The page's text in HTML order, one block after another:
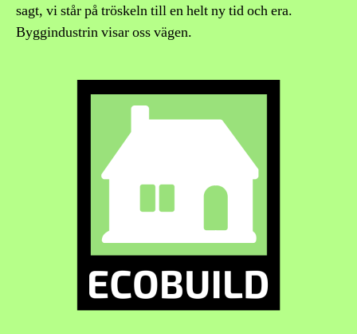
sagt, vi står på tröskeln till en helt ny tid och era.
Byggindustrin visar oss vägen.